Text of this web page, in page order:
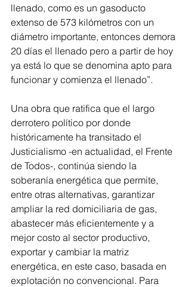
llenado, como es un gasoducto
extenso de 573 kilómetros con un
diámetro importante, entonces demora
20 días el llenado pero a partir de hoy
ya está lo que se denomina apto para
funcionar y comienza el llenado”.
Una obra que ratifica que el largo
derrotero político por donde
históricamente ha transitado el
Justicialismo -en actualidad, el Frente
de Todos-, continúa siendo la
soberanía energética que permite,
entre otras alternativas, garantizar
ampliar la red domiciliaria de gas,
abastecer más eficientemente y a
mejor costo al sector productivo,
exportar y cambiar la matriz
energética, en este caso, basada en
explotación no convencional. Para